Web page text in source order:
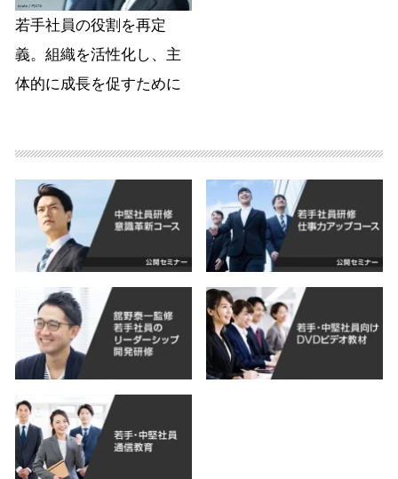
若手社員の役割を再定
義。組織を活性化し、主
体的に成長を促すために